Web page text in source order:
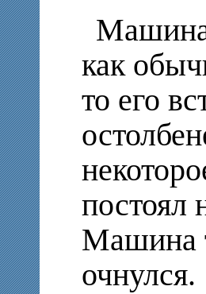
Машина
как
то его
постоял
Машина
очнулся.